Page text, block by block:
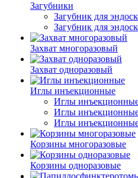
Загубники
Загубник для
Загубник для
Захват многоразовый
Захват одноразовый
Иглы инъекционные
Иглы
Иглы
Иглы
Корзины многоразовые
Корзины одноразовые